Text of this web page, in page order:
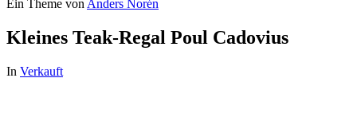
Ein Theme von Anders Norén
Kleines Teak-Regal Poul Cadovius
In Verkauft